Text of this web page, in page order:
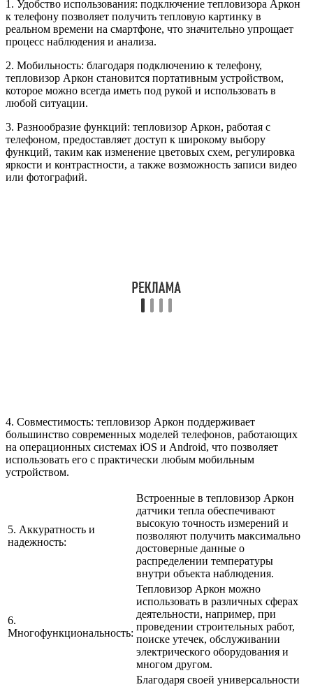
1. Удобство использования: подключение тепловизора Аркон
к телефону позволяет получить тепловую картинку в
реальном времени на смартфоне, что значительно упрощает
процесс наблюдения и анализа.
2. Мобильность: благодаря подключению к телефону,
тепловизор Аркон становится портативным устройством,
которое можно всегда иметь под рукой и использовать в
любой ситуации.
3. Разнообразие функций: тепловизор Аркон, работая с
телефоном, предоставляет доступ к широкому выбору
функций, таким как изменение цветовых схем, регулировка
яркости и контрастности, а также возможность записи видео
или фотографий.
4. Совместимость: тепловизор Аркон поддерживает
большинство современных моделей телефонов, работающих
на операционных системах iOS и Android, что позволяет
использовать его с практически любым мобильным
устройством.
5. Аккуратность и
надежность:
Встроенные в тепловизор Аркон
датчики тепла обеспечивают
высокую точность измерений и
позволяют получить максимально
достоверные данные о
распределении температуры
внутри объекта наблюдения.
6.
Многофункциональность:
Тепловизор Аркон можно
использовать в различных сферах
деятельности, например, при
проведении строительных работ,
поиске утечек, обслуживании
электрического оборудования и
многом другом.
Благодаря своей универсальности